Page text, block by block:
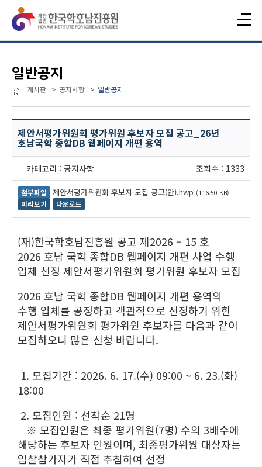
일반공지
게시판 공지사항 일반공지
제안서평가위원회 평가위원 후보자 모집 공고_26년
호남국학 종합DB 웹페이지 개편 용역
카테고리 : 공지사항 조회수 : 1333
첨부파일 제안서평가위원회 후보자 모집 공고(안).hwp (116.50 KB)
미리보기 다운로드
(재)한국학호남진흥원 공고 제2026 – 15 호
2026 호남 국학 종합DB 웹페이지 개편 사업 수행
업체 선정 제안서평가위원회 평가위원 후보자 모집
2026 호남 국학 종합DB 웹페이지 개편 용역의
수행 업체를 공정하고 객관적으로 선정하기 위한
제안서평가위원회 평가위원 후보자를 다음과 같이
모집하오니 많은 신청 바랍니다.
1. 모집기간 : 2026. 6. 17.(수) 09:00 ~ 6. 23.(화)
18:00
2. 모집인원 : 선착순 21명
※ 모집인원은 최종 평가위원(7명) 수의 3배수에
해당하는 후보자 인원이며, 최종평가위원 대상자는
입찰참가자가 직접 추첨하여 선정